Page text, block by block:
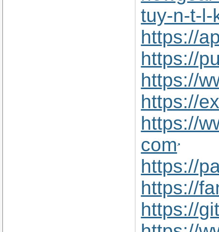
tuy-n-t-l-
https://
https://
https://
https://
https://
com
https://
https://
https://